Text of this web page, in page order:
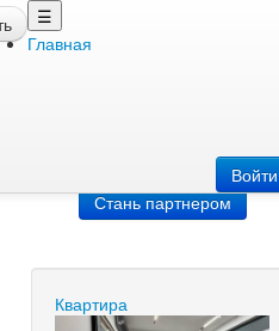
☰
Главная
Войти
Стань партнером
Квартира